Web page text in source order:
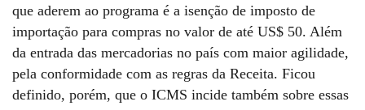
que aderem ao programa é a isenção de imposto de
importação para compras no valor de até US$ 50. Além
da entrada das mercadorias no país com maior agilidade,
pela conformidade com as regras da Receita. Ficou
definido, porém, que o ICMS incide também sobre essas